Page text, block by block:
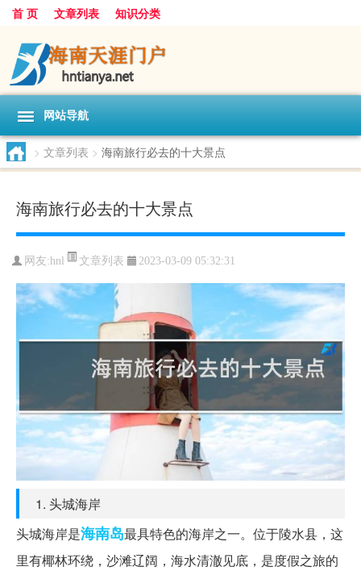
首 页 文章列表 知识分类
网站导航
> 文章列表 > 海南旅行必去的十大景点
海南旅行必去的十大景点
网友:hnl 文章列表 2023-03-09 05:32:31
1. 头城海岸
头城海岸是海南岛最具特色的海岸之一。位于陵水县，这
里有椰林环绕，沙滩辽阔，海水清澈见底，是度假之旅的